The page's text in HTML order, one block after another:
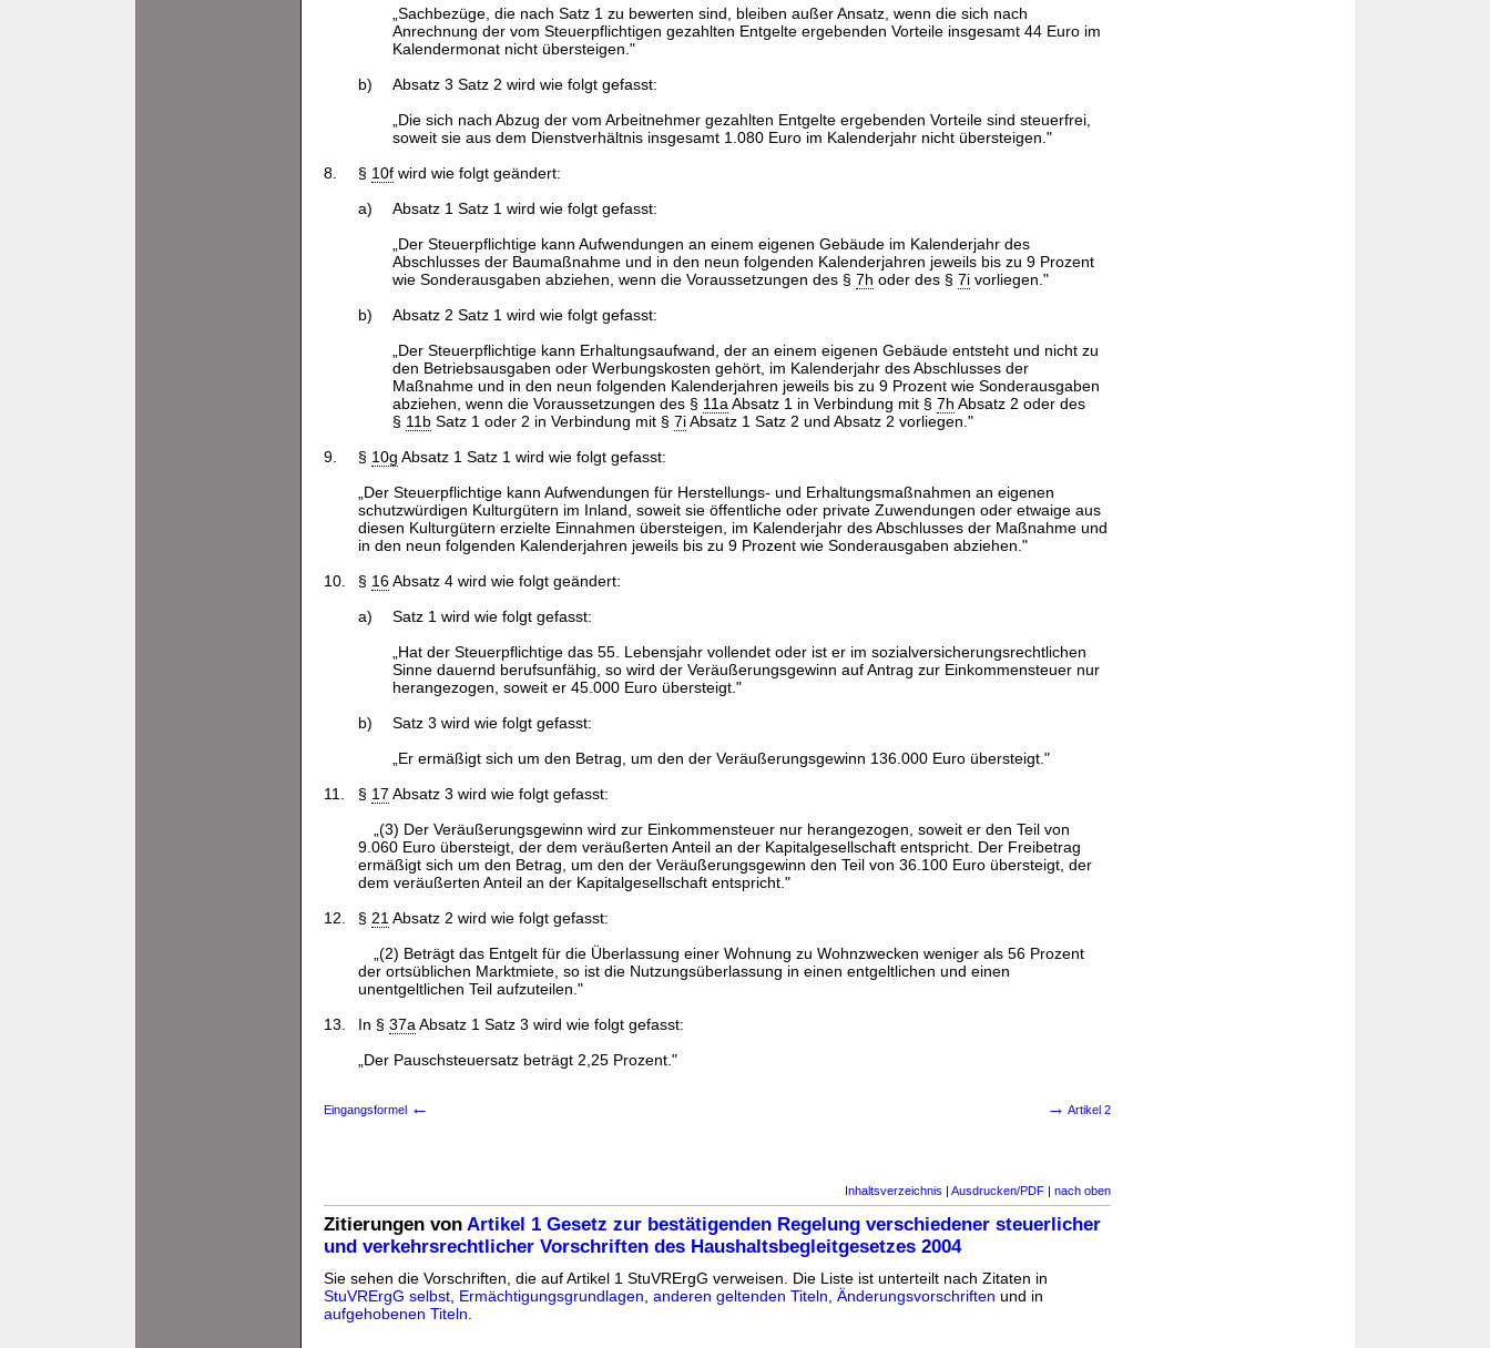
„Sachbezüge, die nach Satz 1 zu bewerten sind, bleiben außer Ansatz, wenn die sich nach
Anrechnung der vom Steuerpflichtigen gezahlten Entgelte ergebenden Vorteile insgesamt 44 Euro im
Kalendermonat nicht übersteigen."
b)
Absatz 3 Satz 2 wird wie folgt gefasst:
„Die sich nach Abzug der vom Arbeitnehmer gezahlten Entgelte ergebenden Vorteile sind steuerfrei,
soweit sie aus dem Dienstverhältnis insgesamt 1.080 Euro im Kalenderjahr nicht übersteigen."
8.
§ 10fwird wie folgt geändert:
a)
Absatz 1 Satz 1 wird wie folgt gefasst:
„Der Steuerpflichtige kann Aufwendungen an einem eigenen Gebäude im Kalenderjahr des
Abschlusses der Baumaßnahme und in den neun folgenden Kalenderjahren jeweils bis zu 9 Prozent
wie Sonderausgaben abziehen, wenn die Voraussetzungen des § 7h oder des § 7ivorliegen."
b)
Absatz 2 Satz 1 wird wie folgt gefasst:
„Der Steuerpflichtige kann Erhaltungsaufwand, der an einem eigenen Gebäude entsteht und nicht zu
den Betriebsausgaben oder Werbungskosten gehört, im Kalenderjahr des Abschlusses der
Maßnahme und in den neun folgenden Kalenderjahren jeweils bis zu 9 Prozent wie Sonderausgaben
abziehen, wenn die Voraussetzungen des § 11a Absatz 1 in Verbindung mit § 7h Absatz 2 oder des
§ 11bSatz 1 oder 2 in Verbindung mit § 7iAbsatz 1 Satz 2 und Absatz 2 vorliegen."
9.
§ 10g Absatz 1 Satz 1 wird wie folgt gefasst:
„Der Steuerpflichtige kann Aufwendungen für Herstellungs- und Erhaltungsmaßnahmen an eigenen
schutzwürdigen Kulturgütern im Inland, soweit sie öffentliche oder private Zuwendungen oder etwaige aus
diesen Kulturgütern erzielte Einnahmen übersteigen, im Kalenderjahr des Abschlusses der Maßnahme und
in den neun folgenden Kalenderjahren jeweils bis zu 9 Prozent wie Sonderausgaben abziehen."
10.
§ 16Absatz 4 wird wie folgt geändert:
a)
Satz 1 wird wie folgt gefasst:
„Hat der Steuerpflichtige das 55. Lebensjahr vollendet oder ist er im sozialversicherungsrechtlichen
Sinne dauernd berufsunfähig, so wird der Veräußerungsgewinn auf Antrag zur Einkommensteuer nur
herangezogen, soweit er 45.000 Euro übersteigt."
b)
Satz 3 wird wie folgt gefasst:
„Er ermäßigt sich um den Betrag, um den der Veräußerungsgewinn 136.000 Euro übersteigt."
11.
§ 17 Absatz 3 wird wie folgt gefasst:
„(3) Der Veräußerungsgewinn wird zur Einkommensteuer nur herangezogen, soweit er den Teil von
9.060 Euro übersteigt, der dem veräußerten Anteil an der Kapitalgesellschaft entspricht. Der Freibetrag
ermäßigt sich um den Betrag, um den der Veräußerungsgewinn den Teil von 36.100 Euro übersteigt, der
dem veräußerten Anteil an der Kapitalgesellschaft entspricht."
12.
§ 21 Absatz 2 wird wie folgt gefasst:
„(2) Beträgt das Entgelt für die Überlassung einer Wohnung zu Wohnzwecken weniger als 56 Prozent
der ortsüblichen Marktmiete, so ist die Nutzungsüberlassung in einen entgeltlichen und einen
unentgeltlichen Teil aufzuteilen."
13.
In § 37a Absatz 1 Satz 3 wird wie folgt gefasst:
„Der Pauschsteuersatz beträgt 2,25 Prozent."
Eingangsformel ← → Artikel 2
Inhaltsverzeichnis | Ausdrucken/PDF | nach oben
Zitierungen von Artikel 1 Gesetz zur bestätigenden Regelung verschiedener steuerlicher
und verkehrsrechtlicher Vorschriften des Haushaltsbegleitgesetzes 2004
Sie sehen die Vorschriften, die auf Artikel 1 StuVRErgG verweisen. Die Liste ist unterteilt nach Zitaten in
StuVRErgG selbst Ermächtigungsgrundlagen anderen geltenden Titeln Änderungsvorschriften und in
aufgehobenen Titeln